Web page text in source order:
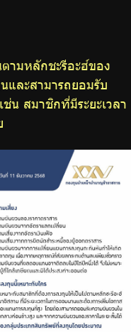
ามหลักชะรีอะฮ์ของ
และสามารถยอมรับ
น สมาชิกที่มีระยะเวลา